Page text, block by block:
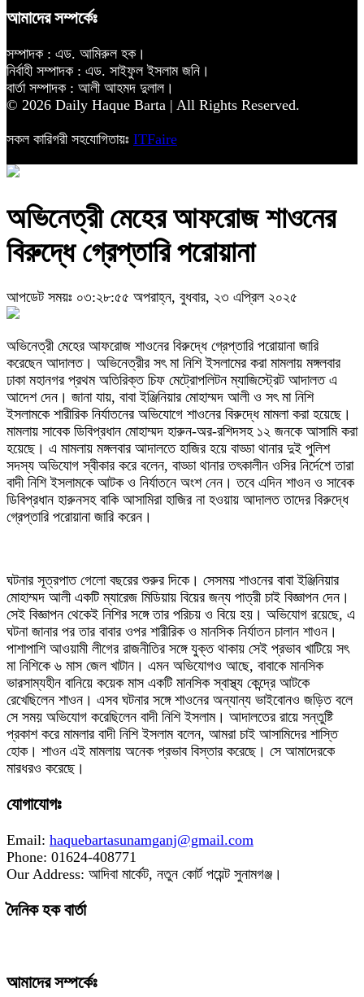
আমাদের সম্পর্কেঃ
সম্পাদক : এড. আমিরুল হক।
নির্বাহী সম্পাদক : এড. সাইফুল ইসলাম জনি।
বার্তা সম্পাদক : আলী আহমদ দুলাল।
© 2026 Daily Haque Barta | All Rights Reserved.
সকল কারিগরী সহযোগিতায়ঃ ITFaire
অভিনেত্রী মেহের আফরোজ শাওনের
বিরুদ্ধে গ্রেপ্তারি পরোয়ানা
আপডেট সময়ঃ ০৩:২৮:৫৫ অপরাহ্ন, বুধবার, ২৩ এপ্রিল ২০২৫
অভিনেত্রী মেহের আফরোজ শাওনের বিরুদ্ধে গ্রেপ্তারি পরোয়ানা জারি
করেছেন আদালত। অভিনেত্রীর সৎ মা নিশি ইসলামের করা মামলায় মঙ্গলবার
ঢাকা মহানগর প্রথম অতিরিক্ত চিফ মেট্রোপলিটন ম্যাজিস্ট্রেট আদালত এ
আদেশ দেন। জানা যায়, বাবা ইঞ্জিনিয়ার মোহাম্মদ আলী ও সৎ মা নিশি
ইসলামকে শারীরিক নির্যাতনের অভিযোগে শাওনের বিরুদ্ধে মামলা করা হয়েছে।
মামলায় সাবেক ডিবিপ্রধান মোহাম্মদ হারুন-অর-রশিদসহ ১২ জনকে আসামি করা
হয়েছে। এ মামলায় মঙ্গলবার আদালতে হাজির হয়ে বাড্ডা থানার দুই পুলিশ
সদস্য অভিযোগ স্বীকার করে বলেন, বাড্ডা থানার তৎকালীন ওসির নির্দেশে তারা
বাদী নিশি ইসলামকে আটক ও নির্যাতনে অংশ নেন। তবে এদিন শাওন ও সাবেক
ডিবিপ্রধান হারুনসহ বাকি আসামিরা হাজির না হওয়ায় আদালত তাদের বিরুদ্ধে
গ্রেপ্তারি পরোয়ানা জারি করেন।
ঘটনার সূত্রপাত গেলো বছরের শুরুর দিকে। সেসময় শাওনের বাবা ইঞ্জিনিয়ার
মোহাম্মদ আলী একটি ম্যারেজ মিডিয়ায় বিয়ের জন্য পাত্রী চাই বিজ্ঞাপন দেন।
সেই বিজ্ঞাপন থেকেই নিশির সঙ্গে তার পরিচয় ও বিয়ে হয়। অভিযোগ রয়েছে, এ
ঘটনা জানার পর তার বাবার ওপর শারীরিক ও মানসিক নির্যাতন চালান শাওন।
পাশাপাশি আওয়ামী লীগের রাজনীতির সঙ্গে যুক্ত থাকায় সেই প্রভাব খাটিয়ে সৎ
মা নিশিকে ৬ মাস জেল খাটান। এমন অভিযোগও আছে, বাবাকে মানসিক
ভারসাম্যহীন বানিয়ে কয়েক মাস একটি মানসিক স্বাস্থ্য কেন্দ্রে আটকে
রেখেছিলেন শাওন। এসব ঘটনার সঙ্গে শাওনের অন্যান্য ভাইবোনও জড়িত বলে
সে সময় অভিযোগ করেছিলেন বাদী নিশি ইসলাম। আদালতের রায়ে সন্তুষ্টি
প্রকাশ করে মামলার বাদী নিশি ইসলাম বলেন, আমরা চাই আসামিদের শাস্তি
হোক। শাওন এই মামলায় অনেক প্রভাব বিস্তার করেছে। সে আমাদেরকে
মারধরও করেছে।
যোগাযোগঃ
Email: haquebartasunamganj@gmail.com
Phone: 01624-408771
Our Address: আদিবা মার্কেট, নতুন কোর্ট পয়েন্ট সুনামগঞ্জ।
দৈনিক হক বার্তা
আমাদের সম্পর্কেঃ